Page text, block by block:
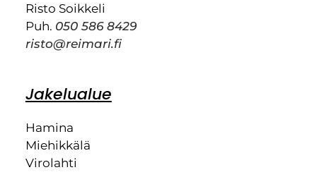
Risto Soikkeli
Puh. 050 586 8429
risto@reimari.fi
Jakelualue
Hamina
Miehikkälä
Virolahti